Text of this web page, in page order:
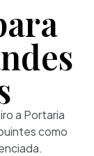
a Portaria
como